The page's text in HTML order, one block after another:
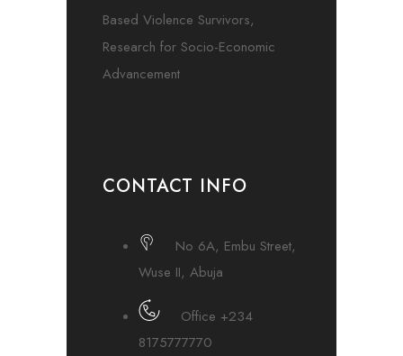
Based Violence Survivors,
Research for Socio-Economic
Advancement
CONTACT INFO
No 6A, Embu Street,
Wuse II, Abuja
Office +234
8175777770